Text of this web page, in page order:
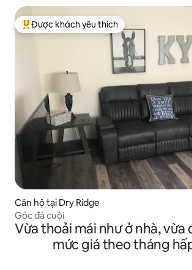
Được khách yêu thích nhất
Được khách yêu thích
Căn hộ tại Dry Ridge
Góc đá cuội
Vừa thoải mái như ở nhà, vừa
mức giá theo tháng